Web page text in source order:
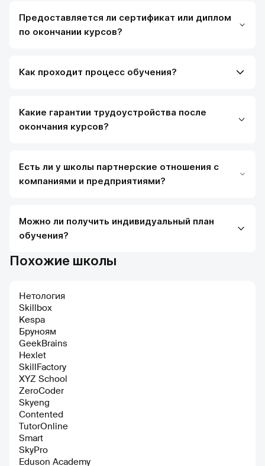
Предоставляется ли сертификат или диплом
по окончании курсов?
Как проходит процесс обучения?
Какие гарантии трудоустройства после
окончания курсов?
Есть ли у школы партнерские отношения с
компаниями и предприятиями?
Можно ли получить индивидуальный план
обучения?
Похожие школы
Нетология
Skillbox
Kespa
Бруноям
GeekBrains
Hexlet
SkillFactory
XYZ School
ZeroCoder
Skyeng
Contented
TutorOnline
Smart
SkyPro
Eduson Academy